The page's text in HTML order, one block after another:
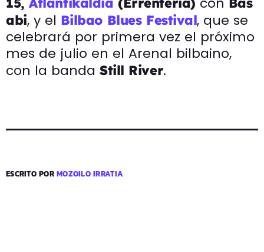
abi, y el Bilbao Blues Festival, que se
celebrará por primera vez el próximo
mes de julio en el Arenal bilbaino,
con la banda Still River.
ESCRITO PORMOZOILO IRRATIA